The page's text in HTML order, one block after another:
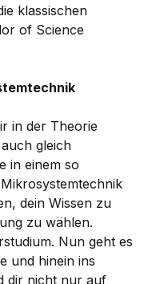
klassischen
of Science
in der Theorie
gleich
in einem so
dein Wissen zu
zu wählen.
Nun geht es
und hinein ins
dir nicht nur auf